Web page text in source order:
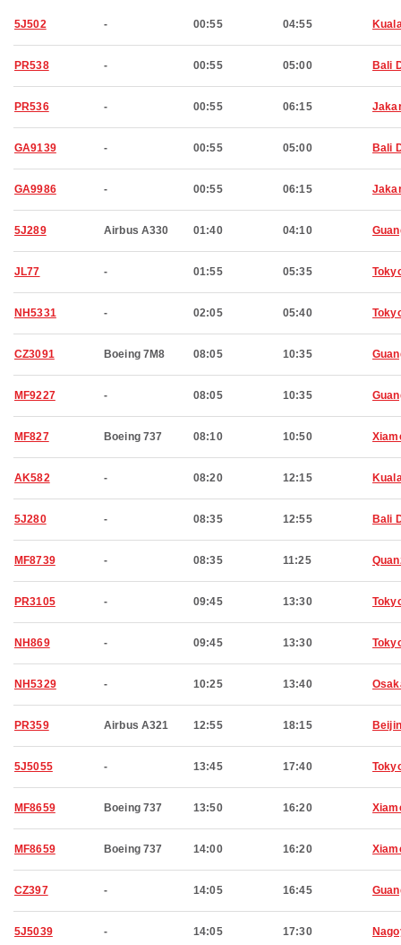
5J502 - 00:55 04:55
PR538 - 00:55 05:00 Bali
PR536 - 00:55 06:15
GA9139 - 00:55 05:00 Bali
GA9986 - 00:55 06:15
5J289 Airbus A330 01:40 04:10
JL77 - 01:55 05:35
NH5331 - 02:05 05:40
CZ3091 Boeing 7M8 08:05 10:35
MF9227 - 08:05 10:35
MF827 Boeing 737 08:10 10:50
AK582 - 08:20 12:15
5J280 - 08:35 12:55 Bali
MF8739 - 08:35 11:25
PR3105 - 09:45 13:30
NH869 - 09:45 13:30
NH5329 - 10:25 13:40
PR359 Airbus A321 12:55 18:15
5J5055 - 13:45 17:40
MF8659 Boeing 737 13:50 16:20
MF8659 Boeing 737 14:00 16:20
CZ397 - 14:05 16:45
5J5039 - 14:05 17:30